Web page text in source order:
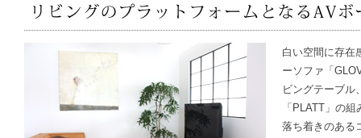
白い空間に存在
ーソファ「
ビングテーブル
「PLATT」の
落ち着きのある